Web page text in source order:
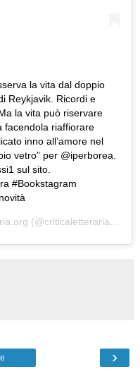
la vita dal doppio
Reykjavik. Ricordi e
la vita può riservare
facendola riaffiorare
inno all’amore nel
vetro” per @iperborea.
sul sito.
#Bookstagram
(@criticaletteraria) in data:
›